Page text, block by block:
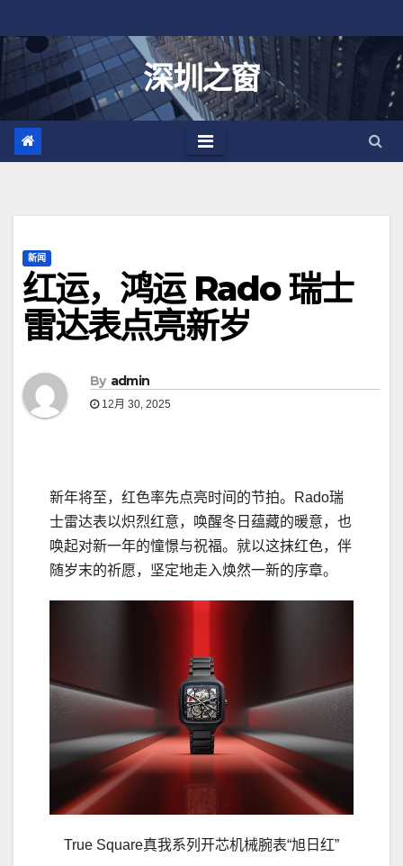
至
深圳之窗
新闻
红运，鸿运 Rado 瑞士
雷达表点亮新岁
By admin
12月 30, 2025
新年将至，红色率先点亮时间的节拍。Rado瑞
士雷达表以炽烈红意，唤醒冬日蕴藏的暖意，也
唤起对新一年的憧憬与祝福。就以这抹红色，伴
随岁末的祈愿，坚定地走入焕然一新的序章。
True Square真我系列开芯机械腕表“旭日红”